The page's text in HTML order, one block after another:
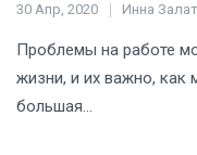
30 Апр, 2020 Инна
Проблемы на работе
жизни, и их важно, как
большая…